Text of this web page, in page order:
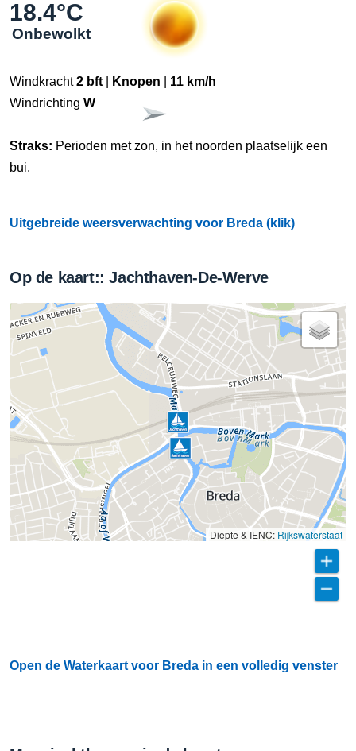
18.4°C
Onbewolkt
Windkracht2 bft Knopen
11 km/h
Windrichting W
Straks: Perioden met zon, in het noorden plaatselijk een
bui.
Uitgebreide weersverwachting voor Breda (klik)
Op de kaart:: Jachthaven-De-Werve
Diepte & IENC: Rijkswaterstaat
Open de Waterkaart voor Breda in een volledig venster